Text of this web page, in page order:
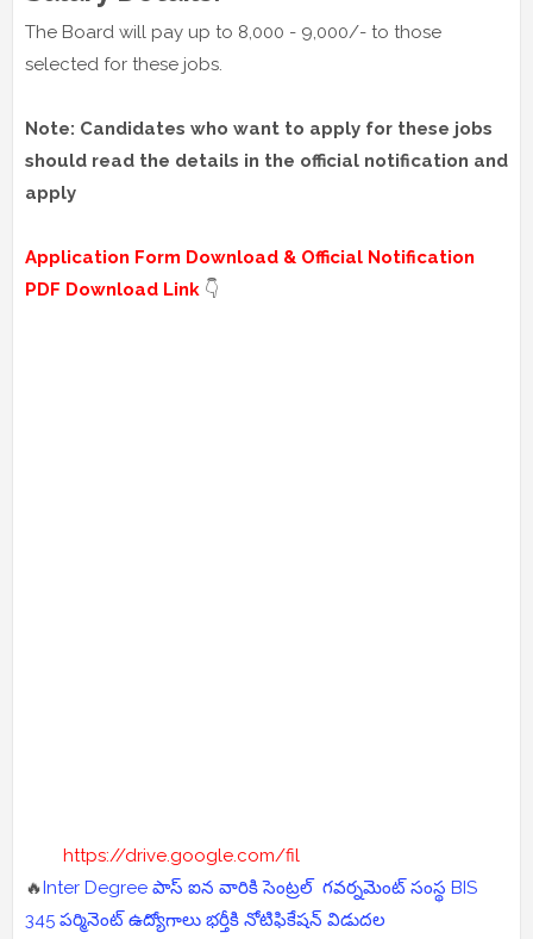
The Board will pay up to 8,000 - 9,000/- to those
selected for these jobs.
Note: Candidates who want to apply for these jobs
should read the details in the official notification and
apply
Application Form Download & Official Notification
PDF Download Link 👇
https://drive.google.com/fil
🔥Inter Degree పాస్ ఐన వారికి సెంట్రల్ గవర్నమెంట్ సంస్థ BIS
345 పర్మినెంట్ ఉద్యోగాలు భర్తీకి నోటిఫికేషన్ విడుదల